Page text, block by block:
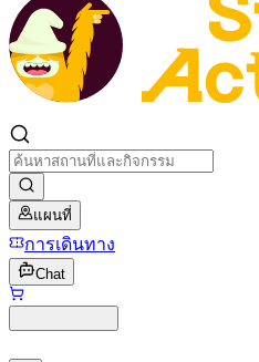
แผนที่
การเดินทาง
Chat